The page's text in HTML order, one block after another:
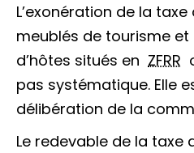
L’exonération de la
meublés de tourisme
d’hôtes situés en ZFRR
pas systématique. Elle
délibération de la
Le redevable de la taxe